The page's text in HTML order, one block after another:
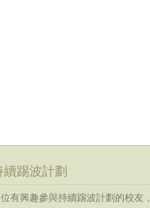
續踢波計劃
有興趣參與持續踢波計劃的校友，